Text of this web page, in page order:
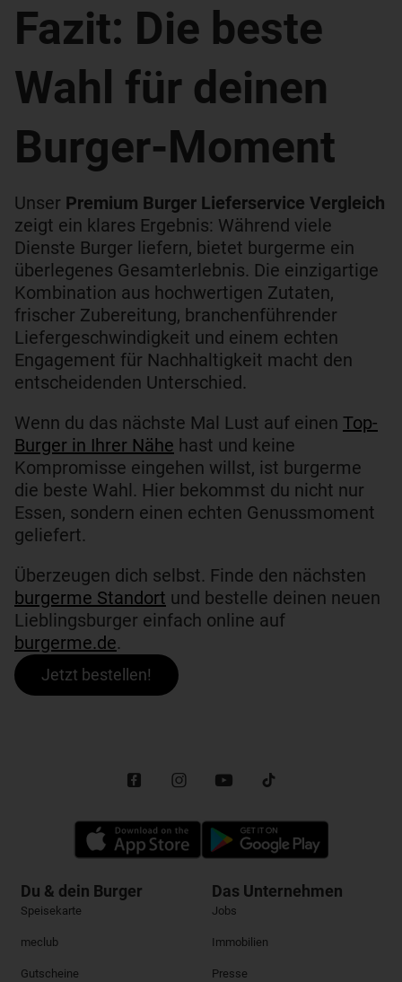
Fazit: Die beste
Wahl für deinen
Burger-Moment
Unser Premium Burger Lieferservice Vergleich
zeigt ein klares Ergebnis: Während viele
Dienste Burger liefern, bietet burgerme ein
überlegenes Gesamterlebnis. Die einzigartige
Kombination aus hochwertigen Zutaten,
frischer Zubereitung, branchenführender
Liefergeschwindigkeit und einem echten
Engagement für Nachhaltigkeit macht den
entscheidenden Unterschied.
Wenn du das nächste Mal Lust auf einen Top-
Burger in Ihrer Nähe hast und keine
Kompromisse eingehen willst, ist burgerme
die beste Wahl. Hier bekommst du nicht nur
Essen, sondern einen echten Genussmoment
geliefert.
Überzeugen dich selbst. Finde den nächsten
burgerme Standort und bestelle deinen neuen
Lieblingsburger einfach online auf
burgerme.de.
Jetzt bestellen!
Du & dein Burger
Speisekarte
meclub
Gutscheine
Das Unternehmen
Jobs
Immobilien
Presse